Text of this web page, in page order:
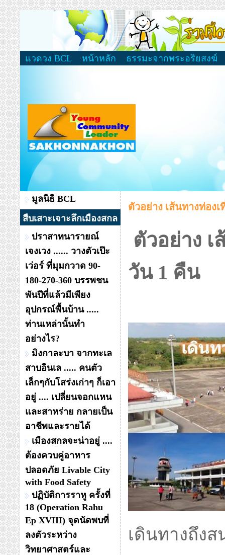
แวดวง BCL หน้าหลัก ธรรมะจากพระอริยสงฆ์
มูลนิธิ BCL
สืบเสาะเจาะลึกเมืองสกล
ปราสาทนารายณ์
เจงเวง ...... วางตัวเป๊ะ
เว่อร์ ที่มุมกวาด 90-
180-270-360 บรรพชน
พันปีที่แล้วมีเพียง
อุปกรณ์พื้นบ้าน .....
ท่านเหล่านั้นทำ
อย่างไร?
มิงกาละบา จากทะเล
สาบอินเล ..... คนตัว
เล็กๆกับโสร่งเก่าๆ ก็เอา
อยู่ .... เปลี่ยนจอกแหน
และสาหร่าย กลายเป็น
อาชีพและรายได้
เมืองสกลจะน่าอยู่ ....
ต้องควบคู่อาหาร
ปลอดภัย Livable City
with Food Safety
ปฏิบัติการราหู ครั้งที่
18 (Operation Rahu
Ep XVIII) จุดนัดพบที่
ลงตัวระหว่าง
วิทยาศาสตร์และ
ตัวอย่าง เส้นทางท่อง
ตัวอย่าง
วัน 1 คืน
เดินทางถึง